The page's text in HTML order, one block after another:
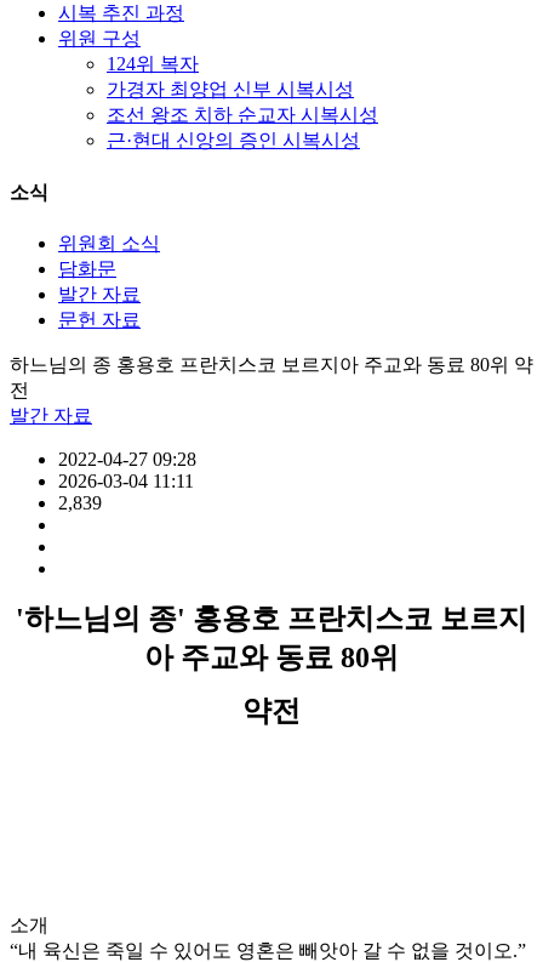
시복 추진 과정
위원 구성
124위 복자
가경자 최양업 신부 시복시성
조선 왕조 치하 순교자 시복시성
근·현대 신앙의 증인 시복시성
소식
위원회 소식
담화문
발간 자료
문헌 자료
하느님의 종 홍용호 프란치스코 보르지아 주교와 동료 80위 약
전
발간 자료
2022-04-27 09:28
2026-03-04 11:11
2,839
'하느님의 종' 홍용호 프란치스코 보르지
아 주교와 동료 80위
약전
소개
“내 육신은 죽일 수 있어도 영혼은 빼앗아 갈 수 없을 것이오.”